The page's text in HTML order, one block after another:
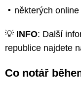
některých
💡 INFO: Další
republice najdete
Co notář